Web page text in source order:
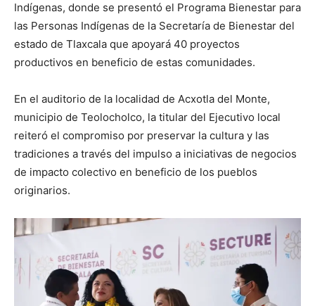
Indígenas, donde se presentó el Programa Bienestar para
las Personas Indígenas de la Secretaría de Bienestar del
estado de Tlaxcala que apoyará 40 proyectos
productivos en beneficio de estas comunidades.
En el auditorio de la localidad de Acxotla del Monte,
municipio de Teolocholco, la titular del Ejecutivo local
reiteró el compromiso por preservar la cultura y las
tradiciones a través del impulso a iniciativas de negocios
de impacto colectivo en beneficio de los pueblos
originarios.